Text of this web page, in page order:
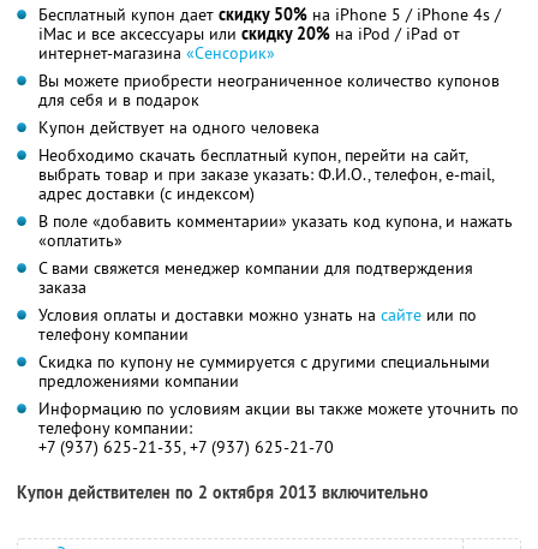
Бесплатный купон дает скидку 50% на iPhone 5 / iPhone 4s /
iMac и все аксессуары или скидку 20% на iPod / iPad от
интернет-магазина «Сенсорик»
Вы можете приобрести неограниченное количество купонов
для себя и в подарок
Купон действует на одного человека
Необходимо скачать бесплатный купон, перейти на сайт,
выбрать товар и при заказе указать: Ф.И.О., телефон, e-mail,
адрес доставки (с индексом)
В поле «добавить комментарии» указать код купона, и нажать
«оплатить»
С вами свяжется менеджер компании для подтверждения
заказа
Условия оплаты и доставки можно узнать на сайте или по
телефону компании
Скидка по купону не суммируется с другими специальными
предложениями компании
Информацию по условиям акции вы также можете уточнить по
телефону компании:
+7 (937) 625-21-35, +7 (937) 625-21-70
Купон действителен по 2 октября 2013 включительно